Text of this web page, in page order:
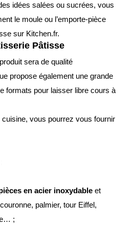
idées salées ou sucrées, vous
le moule ou l’emporte-pièce
sur Kitchen.fr.
Pâtisse
sera de qualité
propose également une grande
formats pour laisser libre cours à
vous pourrez vous fournir
en acier inoxydable et
palmier, tour Eiffel,
;